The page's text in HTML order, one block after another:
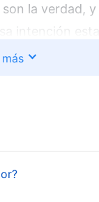
son la verdad,
intención
vuelto a
me volví débil
le importaba a